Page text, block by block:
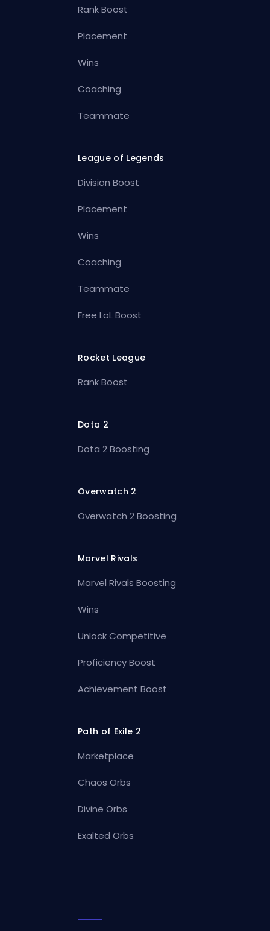
Rank Boost
Placement
Wins
Coaching
Teammate
League of Legends
Division Boost
Placement
Wins
Coaching
Teammate
Free LoL Boost
Rocket League
Rank Boost
Dota 2
Dota 2 Boosting
Overwatch 2
Overwatch 2 Boosting
Marvel Rivals
Marvel Rivals Boosting
Wins
Unlock Competitive
Proficiency Boost
Achievement Boost
Path of Exile 2
Marketplace
Chaos Orbs
Divine Orbs
Exalted Orbs